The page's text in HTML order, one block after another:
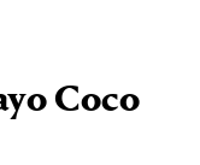
Coco